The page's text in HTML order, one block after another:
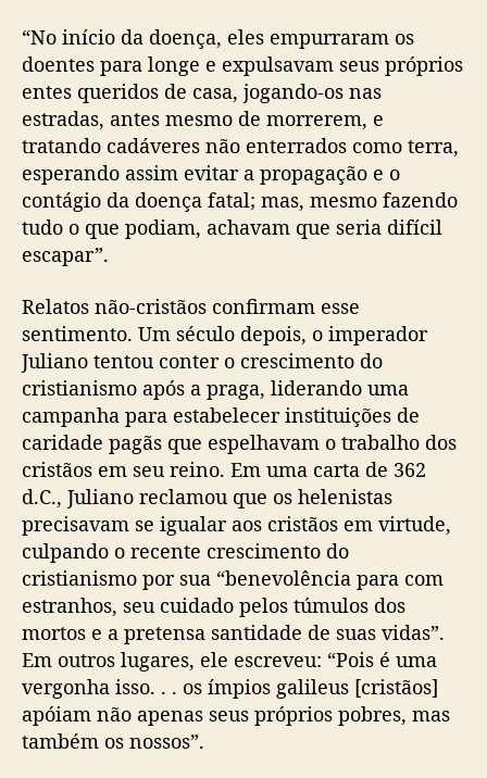
“No início da doença, eles empurraram os
doentes para longe e expulsavam seus próprios
entes queridos de casa, jogando-os nas
estradas, antes mesmo de morrerem, e
tratando cadáveres não enterrados como terra,
esperando assim evitar a propagação e o
contágio da doença fatal; mas, mesmo fazendo
tudo o que podiam, achavam que seria difícil
escapar”.
Relatos não-cristãos confirmam esse
sentimento. Um século depois, o imperador
Juliano tentou conter o crescimento do
cristianismo após a praga, liderando uma
campanha para estabelecer instituições de
caridade pagãs que espelhavam o trabalho dos
cristãos em seu reino. Em uma carta de 362
d.C., Juliano reclamou que os helenistas
precisavam se igualar aos cristãos em virtude,
culpando o recente crescimento do
cristianismo por sua “benevolência para com
estranhos, seu cuidado pelos túmulos dos
mortos e a pretensa santidade de suas vidas”.
Em outros lugares, ele escreveu: “Pois é uma
vergonha isso. . . os ímpios galileus [cristãos]
apóiam não apenas seus próprios pobres, mas
também os nossos”.